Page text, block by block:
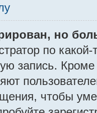
но
по
запись.
чтобы